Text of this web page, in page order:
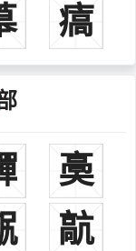
。
，清满洲
时赐姓独孤氏。
本高野、高山、高
1945年台湾光复
㾸
䯨
髚